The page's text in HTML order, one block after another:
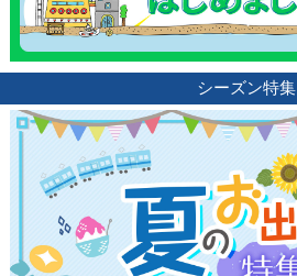
シーズン特集
観光ガイド